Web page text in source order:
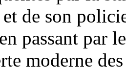
et de son
passant par
moderne